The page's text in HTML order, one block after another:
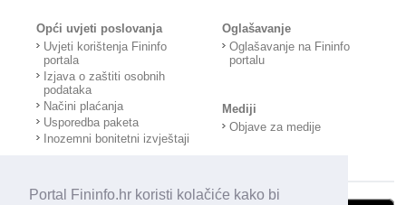
Portal Fininfo.hr koristi kolačiće kako bi
Opći uvjeti poslovanja
Uvjeti korištenja Fininfo
portala
Izjava o zaštiti osobnih
podataka
Načini plaćanja
Usporedba paketa
Inozemni bonitetni izvještaji
Oglašavanje
Oglašavanje na Fininfo
portalu
Mediji
Objave za medije